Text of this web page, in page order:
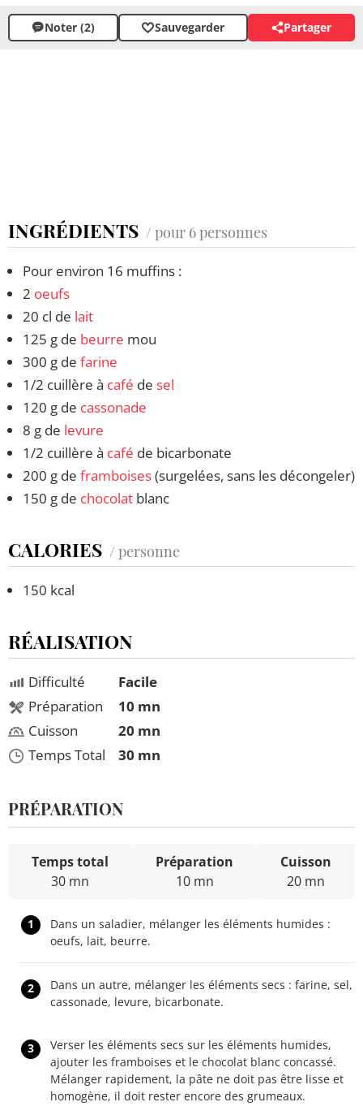
Noter (2) Sauvegarder Partager
INGRÉDIENTS / pour 6 personnes
Pour environ 16 muffins :
2 oeufs
20 cl de lait
125 g de beurre mou
300 g de farine
1/2 cuillère à café de sel
120 g de cassonade
8 g de levure
1/2 cuillère à café de bicarbonate
200 g de framboises(surgelées, sans les décongeler)
150 g de chocolat blanc
CALORIES / personne
150 kcal
RÉALISATION
Difficulté
Préparation
Cuisson
Temps Total
Facile
10 mn
20 mn
30 mn
PRÉPARATION
Temps total
30 mn
Préparation
10 mn
Cuisson
20 mn
1
Dans un saladier, mélanger les éléments humides :
oeufs, lait, beurre.
2
Dans un autre, mélanger les éléments secs : farine, sel,
cassonade, levure, bicarbonate.
3
Verser les éléments secs sur les éléments humides,
ajouter les framboises et le chocolat blanc concassé.
Mélanger rapidement, la pâte ne doit pas être lisse et
homogène, il doit rester encore des grumeaux.